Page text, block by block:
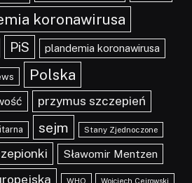
koronawirusa
PiS plandemia koronawirusa
Polska
przymus szczepień
sejm Stany Zjednoczone
Sławomir Mentzen
WHO Wojciech Cejrowski